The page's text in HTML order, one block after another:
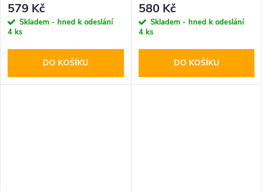
579 Kč
Skladem - hned k odeslání
4 ks
DO KOŠÍKU
580 Kč
Skladem - hned k odeslání
4 ks
DO KOŠÍKU